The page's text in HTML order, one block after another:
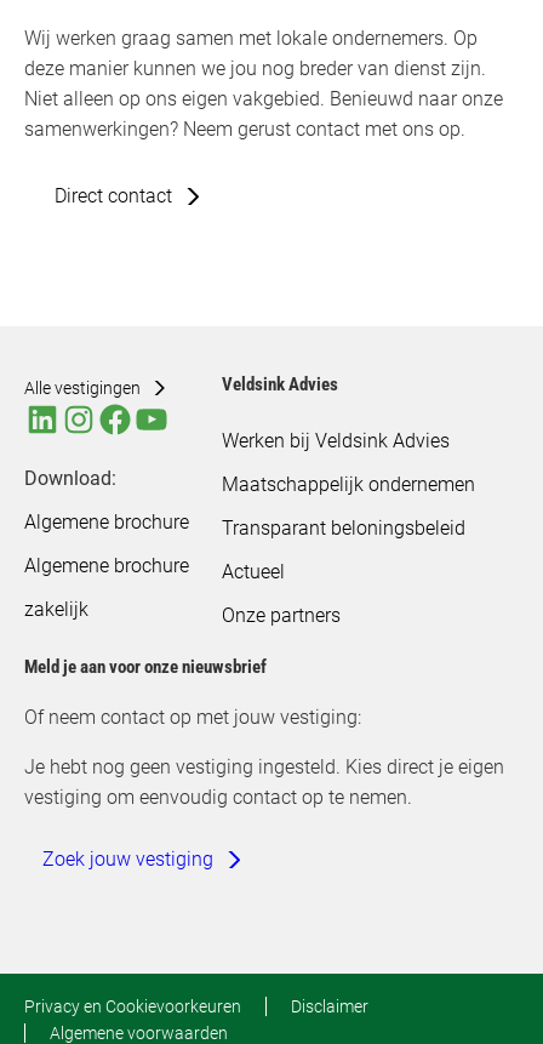
Wij werken graag samen met lokale ondernemers. Op
deze manier kunnen we jou nog breder van dienst zijn.
Niet alleen op ons eigen vakgebied. Benieuwd naar onze
samenwerkingen? Neem gerust contact met ons op.
Direct contact
Alle vestigingen
Download:
Algemene brochure
Algemene brochure
zakelijk
Veldsink Advies
Werken bij Veldsink Advies
Maatschappelijk ondernemen
Transparant beloningsbeleid
Actueel
Onze partners
Meld je aan voor onze nieuwsbrief
Of neem contact op met jouw vestiging:
Je hebt nog geen vestiging ingesteld. Kies direct je eigen
vestiging om eenvoudig contact op te nemen.
Zoek jouw vestiging
Privacy en Cookievoorkeuren
Disclaimer
Algemene voorwaarden